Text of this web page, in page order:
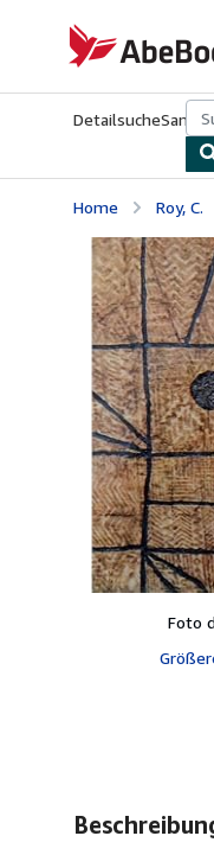
AbeBooks.de
Detailsuche
Home Roy, C.
Foto